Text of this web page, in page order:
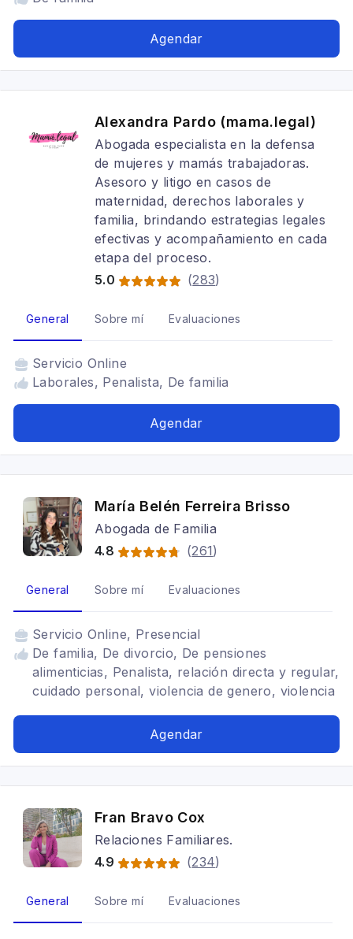
Agendar
Alexandra Pardo (mama.legal)
Abogada especialista en la defensa
de mujeres y mamás trabajadoras.
Asesoro y litigo en casos de
maternidad, derechos laborales y
familia, brindando estrategias legales
efectivas y acompañamiento en cada
etapa del proceso.
5.0
(283)
General Sobre mí Evaluaciones
Servicio Online
Laborales, Penalista, De familia
Agendar
María Belén Ferreira Brisso
Abogada de Familia
4.8
(261)
General Sobre mí Evaluaciones
Servicio Online, Presencial
De familia, De divorcio, De pensiones
alimenticias, Penalista, relación directa y regular,
cuidado personal, violencia de genero, violencia
Agendar
Fran Bravo Cox
Relaciones Familiares.
4.9
(234)
General Sobre mí Evaluaciones